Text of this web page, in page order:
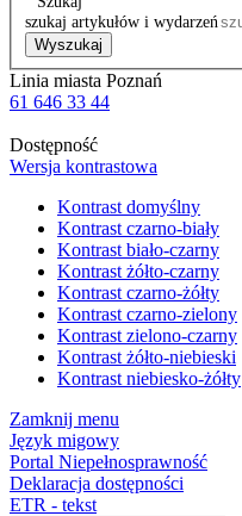
szukaj artykułów i wydarzeń
Wyszukaj
Linia miasta Poznań
61 646 33 44
Dostępność
Wersja kontrastowa
Kontrast domyślny
Kontrast czarno-biały
Kontrast biało-czarny
Kontrast żółto-czarny
Kontrast czarno-żółty
Kontrast czarno-zielony
Kontrast zielono-czarny
Kontrast żółto-niebieski
Kontrast niebiesko-żółty
Zamknij menu
Język migowy
Portal Niepełnosprawność
Deklaracja dostępności
ETR - tekst